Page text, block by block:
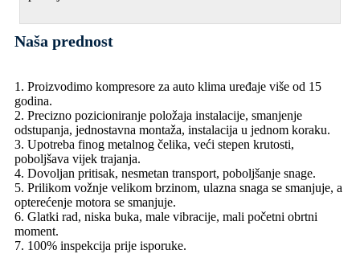
Naša prednost
1. Proizvodimo kompresore za auto klima uređaje više od 15
godina.
2. Precizno pozicioniranje položaja instalacije, smanjenje
odstupanja, jednostavna montaža, instalacija u jednom koraku.
3. Upotreba finog metalnog čelika, veći stepen krutosti,
poboljšava vijek trajanja.
4. Dovoljan pritisak, nesmetan transport, poboljšanje snage.
5. Prilikom vožnje velikom brzinom, ulazna snaga se smanjuje, a
opterećenje motora se smanjuje.
6. Glatki rad, niska buka, male vibracije, mali početni obrtni
moment.
7. 100% inspekcija prije isporuke.